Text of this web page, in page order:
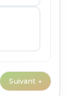
Suivant →